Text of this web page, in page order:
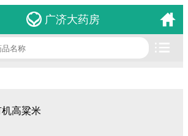
广济大药房
高粱米